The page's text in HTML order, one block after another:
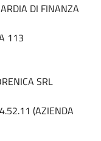
DI FINANZA
113
SRL
(AZIENDA